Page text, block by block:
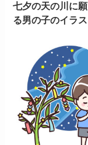
七夕の天の川に
る男の子のイラス